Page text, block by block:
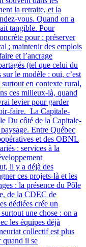
la retraite, et la
vous. Quand on a
tangible. Pour
pour : préserver
; maintenir des emplois
et l’ancrage
(tel que celui du
le modèle : oui, c’est
en contexte rural,
ces milieux-là, quand
levier pour garder
faire. La Capitale-
Du côté de la Capitale-
Entre Québec
et des OBNL
: services à la
il y a déjà des
ces projets-là et les
: la présence du Pôle
de la CDEC de
dédiées crée un
une chose : on a
les équipes déjà
collectif est plus
quand il se